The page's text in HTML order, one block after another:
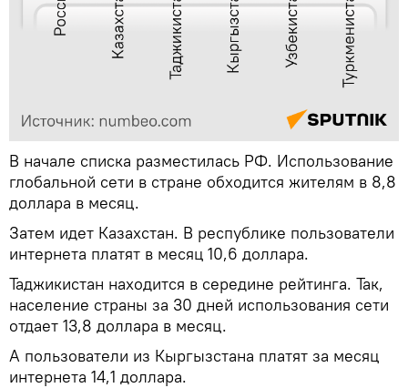
В начале списка разместилась РФ. Использование
глобальной сети в стране обходится жителям в 8,8
доллара в месяц.
Затем идет Казахстан. В республике пользователи
интернета платят в месяц 10,6 доллара.
Таджикистан находится в середине рейтинга. Так,
население страны за 30 дней использования сети
отдает 13,8 доллара в месяц.
А пользователи из Кыргызстана платят за месяц
интернета 14,1 доллара.